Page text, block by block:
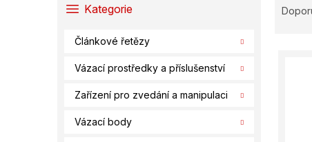
PřeskočitKategorie
Článkové řetězy
Vázací prostředky a příslušenství
Zařízení pro zvedání a manipulaci
Vázací body